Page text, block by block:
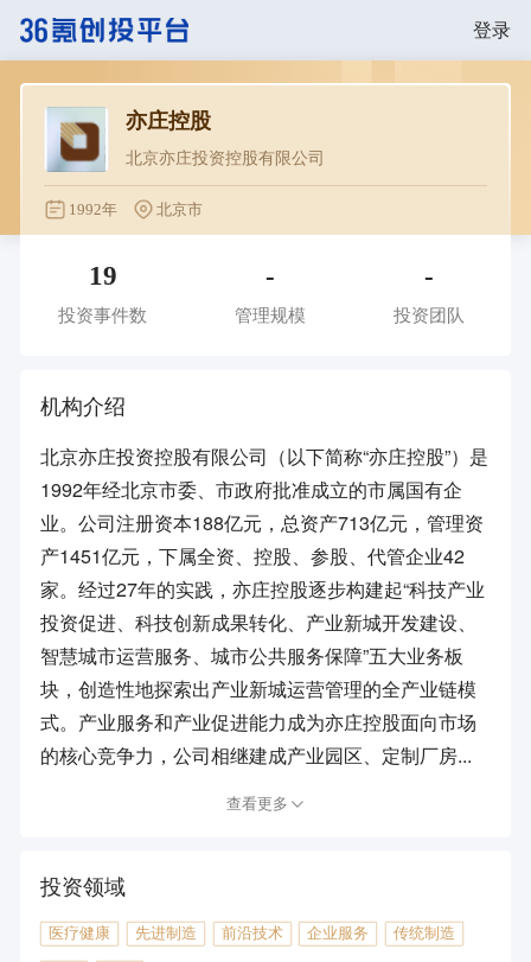
登录
亦庄控股
北京亦庄投资控股有限公司
1992年 北京市
19
投资事件数
-
管理规模
-
投资团队
机构介绍
北京亦庄投资控股有限公司（以下简称“亦庄控股”）是
1992年经北京市委、市政府批准成立的市属国有企
业。公司注册资本188亿元，总资产713亿元，管理资
产1451亿元，下属全资、控股、参股、代管企业42
家。经过27年的实践，亦庄控股逐步构建起“科技产业
投资促进、科技创新成果转化、产业新城开发建设、
智慧城市运营服务、城市公共服务保障”五大业务板
块，创造性地探索出产业新城运营管理的全产业链模
式。产业服务和产业促进能力成为亦庄控股面向市场
的核心竞争力，公司相继建成产业园区、定制厂房...
查看更多
投资领域
医疗健康 先进制造 前沿技术 企业服务 传统制造